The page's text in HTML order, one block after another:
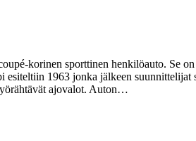
korinen sporttinen henkilöauto. Se
1963 jonka jälkeen
ajovalot. Auton…